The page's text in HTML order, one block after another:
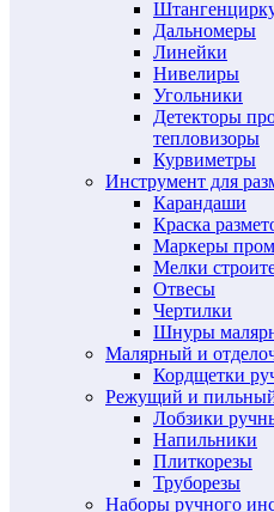
Дальномеры
Линейки
Нивелиры
Угольники
Детекторы
тепловизоры
Курвиметры
Инструмент для
Карандаши
Краска
Маркеры
Мелки
Отвесы
Чертилки
Шнуры
Малярный и
Кордщетки
Режущий и
Лобзики
Напильники
Плиткорезы
Труборезы
Наборы ручного